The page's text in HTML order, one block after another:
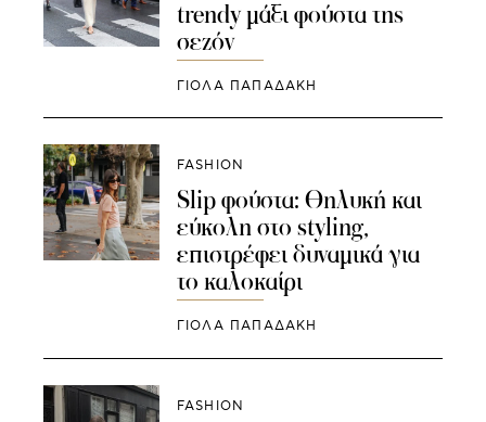
trendy μάξι φούστα της
σεζόν
ΓΙΌΛΑ ΠΑΠΑΔΆΚΗ
FASHION
Slip φούστα: Θηλυκή και
εύκολη στο styling,
επιστρέφει δυναμικά για
το καλοκαίρι
ΓΙΌΛΑ ΠΑΠΑΔΆΚΗ
FASHION